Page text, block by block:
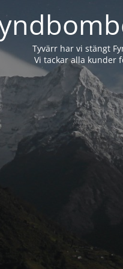
Tyvärr har vi stängt
Vi tackar alla kunder